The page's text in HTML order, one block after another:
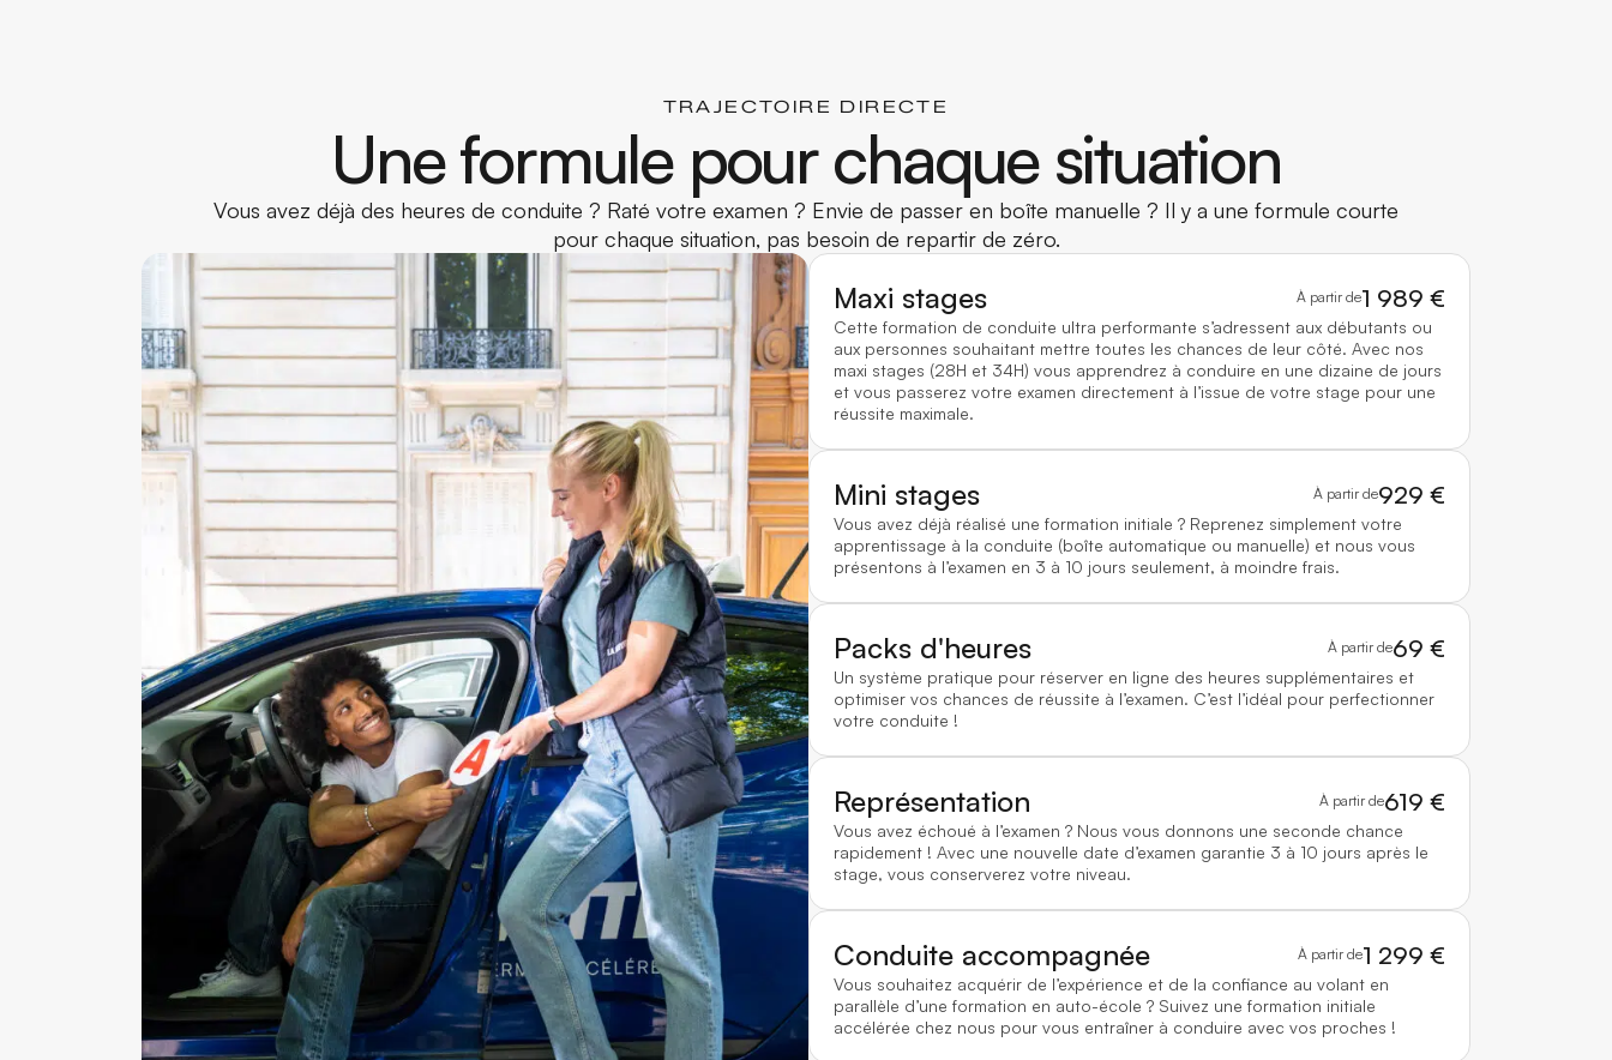
TRAJECTOIRE DIRECTE
Une formule pour chaque situation
Vous avez déjà des heures de conduite ? Raté votre examen ? Envie de passer en boîte manuelle ? Il y a une formule courte
pour chaque situation, pas besoin de repartir de zéro.
Maxi stages À partir de1 989 €
Cette formation de conduite ultra performante s’adressent aux débutants ou
aux personnes souhaitant mettre toutes les chances de leur côté. Avec nos
maxi stages (28H et 34H) vous apprendrez à conduire en une dizaine de jours
et vous passerez votre examen directement à l’issue de votre stage pour une
réussite maximale.
Mini stages À partir de929 €
Vous avez déjà réalisé une formation initiale ? Reprenez simplement votre
apprentissage à la conduite (boîte automatique ou manuelle) et nous vous
présentons à l’examen en 3 à 10 jours seulement, à moindre frais.
Packs d'heures À partir de69 €
Un système pratique pour réserver en ligne des heures supplémentaires et
optimiser vos chances de réussite à l’examen. C’est l’idéal pour perfectionner
votre conduite !
Représentation À partir de619 €
Vous avez échoué à l’examen ? Nous vous donnons une seconde chance
rapidement ! Avec une nouvelle date d’examen garantie 3 à 10 jours après le
stage, vous conserverez votre niveau.
Conduite accompagnée À partir de1 299 €
Vous souhaitez acquérir de l’expérience et de la confiance au volant en
parallèle d’une formation en auto-école ? Suivez une formation initiale
accélérée chez nous pour vous entraîner à conduire avec vos proches !